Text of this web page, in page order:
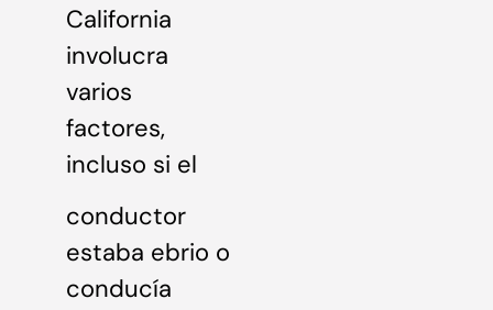
California
involucra
varios
factores,
incluso si el
conductor
estaba ebrio o
conducía